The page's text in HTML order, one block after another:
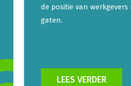
de positie van
gaten.
LEES VERDER